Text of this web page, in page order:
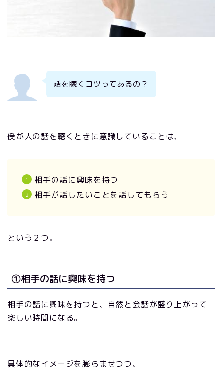
話を聴くコツってあるの？
僕が人の話を聴くときに意識していることは、
相手の話に興味を持つ
相手が話したいことを話してもらう
という２つ。
①相手の話に興味を持つ
相手の話に興味を持つと、自然と会話が盛り上がって
楽しい時間になる。
具体的なイメージを膨らませつつ、